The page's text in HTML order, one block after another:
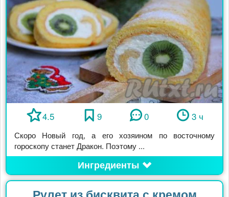
4.5 9 0 3 ч
Скоро Новый год, а его хозяином по восточному
гороскопу станет Дракон. Поэтому ...
Ингредиенты